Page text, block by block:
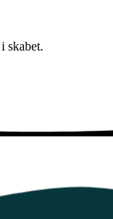
skabet.